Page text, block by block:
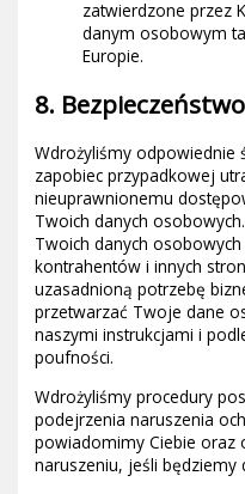
zatwierdzone przez
danym osobowym
Europie.
8.
Wdrożyliśmy odpowiednie
zapobiec przypadkowej
nieuprawnionemu
Twoich danych
Twoich danych
kontrahentów i innych
uzasadnioną potrzebę
przetwarzać Twoje dane
naszymi instrukcjami i
poufności.
Wdrożyliśmy procedury
podejrzenia naruszenia
powiadomimy Ciebie oraz
naruszeniu, jeśli